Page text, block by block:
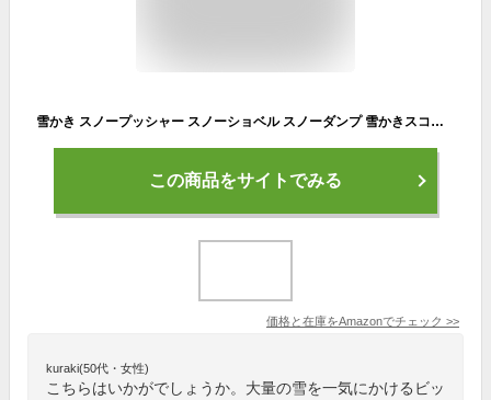
雪かき スノープッシャー スノーショベル スノーダンプ 雪かきスコップ 大型車輪 XG756
この商品をサイトでみる
価格と在庫をAmazonでチェック >>
kuraki(50代・女性)
こちらはいかがでしょうか。大量の雪を一気にかけるビッ